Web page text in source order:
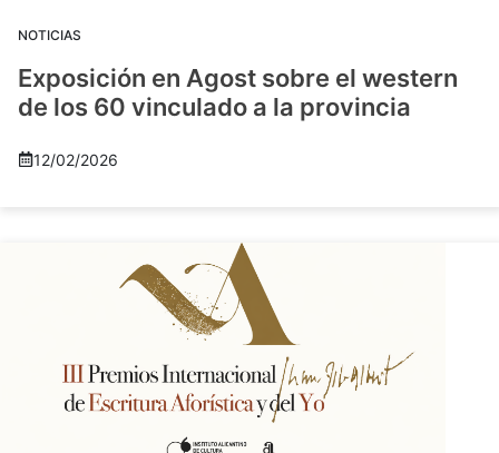
NOTICIAS
Exposición en Agost sobre el western
de los 60 vinculado a la provincia
12/02/2026